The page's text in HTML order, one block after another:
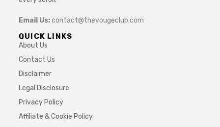
Email Us:contact@thevougeclub.com
QUICK LINKS
About Us
Contact Us
Disclaimer
Legal Disclosure
Privacy Policy
Affiliate & Cookie Policy